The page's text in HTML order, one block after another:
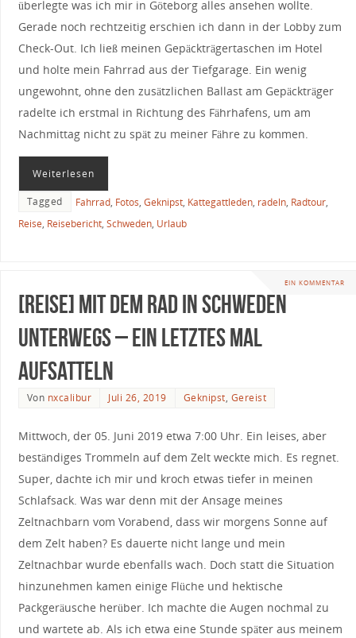
überlegte was ich mir in Göteborg alles ansehen wollte.
Gerade noch rechtzeitig erschien ich dann in der Lobby zum
Check-Out. Ich ließ meinen Gepäckträgertaschen im Hotel
und holte mein Fahrrad aus der Tiefgarage. Ein wenig
ungewohnt, ohne den zusätzlichen Ballast am Gepäckträger
radelte ich erstmal in Richtung des Fährhafens, um am
Nachmittag nicht zu spät zu meiner Fähre zu kommen.
Weiterlesen
Tagged Fahrrad, Fotos, Geknipst, Kattegattleden, radeln, Radtour,
Reise, Reisebericht, Schweden, Urlaub
EIN KOMMENTAR
[Reise] Mit dem Rad in Schweden
unterwegs – Ein letztes Mal
aufsatteln
Von nxcalibur Juli 26, 2019 Geknipst, Gereist
Mittwoch, der 05. Juni 2019 etwa 7:00 Uhr. Ein leises, aber
beständiges Trommeln auf dem Zelt weckte mich. Es regnet.
Super, dachte ich mir und kroch etwas tiefer in meinen
Schlafsack. Was war denn mit der Ansage meines
Zeltnachbarn vom Vorabend, dass wir morgens Sonne auf
dem Zelt haben? Es dauerte nicht lange und mein
Zeltnachbar wurde ebenfalls wach. Doch statt die Situation
hinzunehmen kamen einige Flüche und hektische
Packgeräusche herüber. Ich machte die Augen nochmal zu
und wartete ab. Als ich etwa eine Stunde später aus meinem